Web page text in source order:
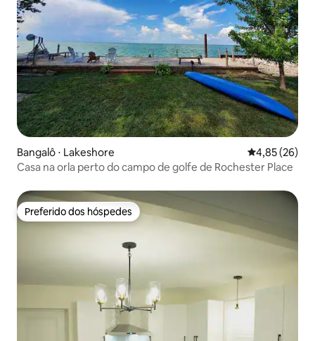
Bangalô ⋅ Lakeshore 4,85 de uma
4,85 (26)
Casa na orla perto do campo de golfe de Rochester Place
Preferido dos hóspedes
Preferido dos hóspedes